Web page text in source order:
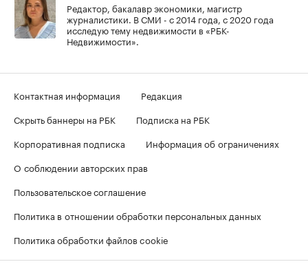
Редактор, бакалавр экономики, магистр
журналистики. В СМИ - с 2014 года, с 2020 года
исследую тему недвижимости в «РБК-
Недвижимости».
Контактная информация
Редакция
Скрыть баннеры на РБК
Подписка на РБК
Корпоративная подписка
Информация об ограничениях
О соблюдении авторских прав
Пользовательское соглашение
Политика в отношении обработки персональных данных
Политика обработки файлов cookie